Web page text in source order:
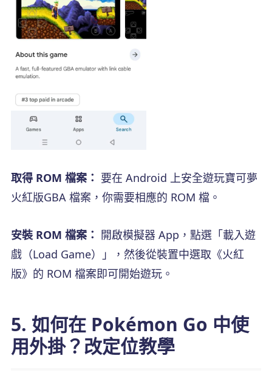
取得 ROM 檔案： 要在 Android 上安全遊玩寶可夢
火紅版GBA 檔案，你需要相應的 ROM 檔。
安裝 ROM 檔案： 開啟模擬器 App，點選「載入遊
戲（Load Game）」，然後從裝置中選取《火紅
版》的 ROM 檔案即可開始遊玩。
5. 如何在 Pokémon Go 中使
用外掛？改定位教學